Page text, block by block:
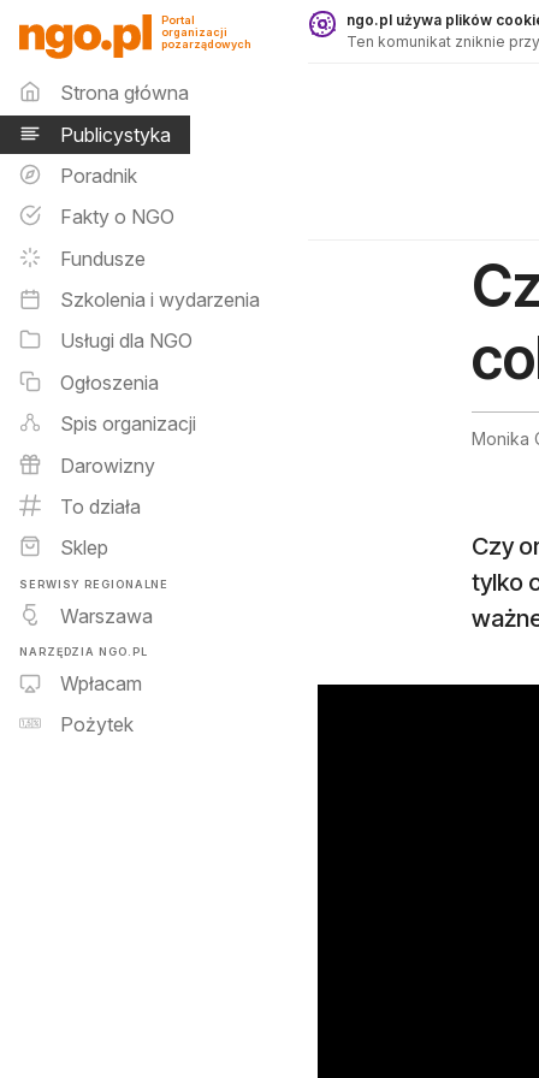
Publicystyka - ngo.pl
Portal
organizacji
pozarządowych
Menu główne
Strona główna
Publicystyka
Poradnik
Fakty o NGO
Fundusze
Szkolenia i wydarzenia
Usługi dla NGO
Ogłoszenia
Spis organizacji
Darowizny
To działa
Sklep
SERWISY REGIONALNE
Warszawa
NARZĘDZIA NGO.PL
Wpłacam
Pożytek
ngo.pl używa plików
Ten komunikat zniknie
Monika
Czy
tylko